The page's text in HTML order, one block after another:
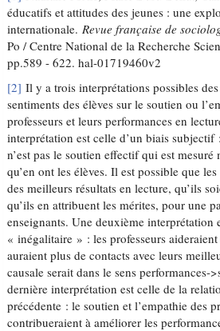
éducatifs et attitudes des jeunes : une
internationale. Revue française de
Po / Centre National de la Recherche
pp.589 - 622. hal-01719460v2
[2] Il y a trois interprétations possibles
sentiments des élèves sur le soutien ou
professeurs et leurs performances en
interprétation est celle d’un biais
n’est pas le soutien effectif qui est mesuré
qu’en ont les élèves. Il est possible que
des meilleurs résultats en lecture, qu’ils
qu’ils en attribuent les mérites, pour une
enseignants. Une deuxième interprétation
« inégalitaire » : les professeurs
auraient plus de contacts avec leurs
causale serait dans le sens performances-
dernière interprétation est celle de la
précédente : le soutien et l’empathie des
contribueraient à améliorer les